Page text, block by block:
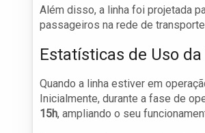
Além disso, a linha foi projetada
passageiros na rede de
Estatísticas de Uso
Quando a linha estiver em
Inicialmente, durante a fase de
15h, ampliando o seu